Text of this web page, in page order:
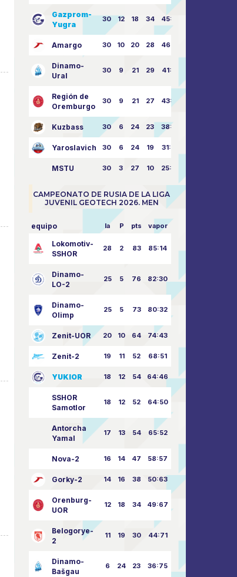
Gazprom-
Yugra
30 12 18 34 45:63
Amargo 30 10 20 28 46:73
Dinamo-
Ural
30 9 21 29 41:70
Región de
Oremburgo
30 9 21 27 43:73
Kuzbass 30 6 24 23 38:76
Yaroslavich 30 6 24 19 31:80
MSTU 30 3 27 10 25:87
CAMPEONATO DE RUSIA DE LA LIGA
JUVENIL GEOTECH 2026. MEN
equipo la P pts vapor
Lokomotiv-
SSHOR
28 2 83 85:14
Dinamo-
LO-2
25 5 76 82:30
Dinamo-
Olimp
25 5 73 80:32
Zenit-UOR 20 10 64 74:43
Zenit-2 19 11 52 68:51
YUKIOR 18 12 54 64:46
SSHOR
Samotlor
18 12 52 64:50
Antorcha
Yamal
17 13 54 65:52
Nova-2 16 14 47 58:57
Gorky-2 14 16 38 50:63
Orenburg-
UOR
12 18 34 49:67
Belogorye-
2
11 19 30 44:71
Dinamo-
Bašgau
6 24 23 36:75